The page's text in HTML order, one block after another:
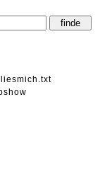
liesmich.txt